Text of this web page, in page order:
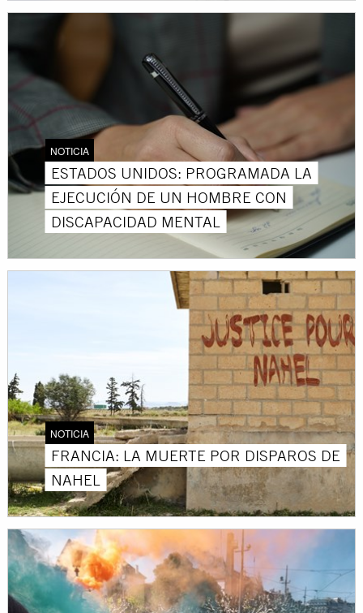
NOTICIA
ESTADOS UNIDOS: PROGRAMADA LA
EJECUCIÓN DE UN HOMBRE CON
DISCAPACIDAD MENTAL
NOTICIA
FRANCIA: LA MUERTE POR DISPAROS DE
NAHEL